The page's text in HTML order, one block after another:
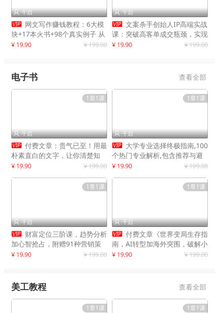
 千启
 网文写作赚钱教程：6大模
块+17本火书+98个真实例子 从
入门到精通实战方法
¥ 19.90 ¥ 199.00
 千启
 文案杀手创始人IP高端实战
课：突破高客单成交瓶颈，实现
IP商业价值最大化
¥ 19.90 ¥ 199.00
电子书 查看全部
1章1课
 千启
 付费文章：贵气已至！用最
朴素直白的文字，让你清楚知
道，该如何接住这一次时代的泼
¥ 19.90 ¥ 199.00
1章1课
 千启
 大学专业选择终极指南,100
个热门专业解析,包含推荐与避
雷实用建议
¥ 19.90 ¥ 199.00
1章1课
 千启
 财富定位三阶课，趋势分析
加心智抢占，附赠91种营销策
略模型
¥ 19.90 ¥ 199.00
1章1课
 千启
 付费文章《世界变局生存指
南，AI转型加海外突围，破解小
城市生存陷阱》
¥ 19.90 ¥ 199.00
美工教程 查看全部
1章1课 1章1课